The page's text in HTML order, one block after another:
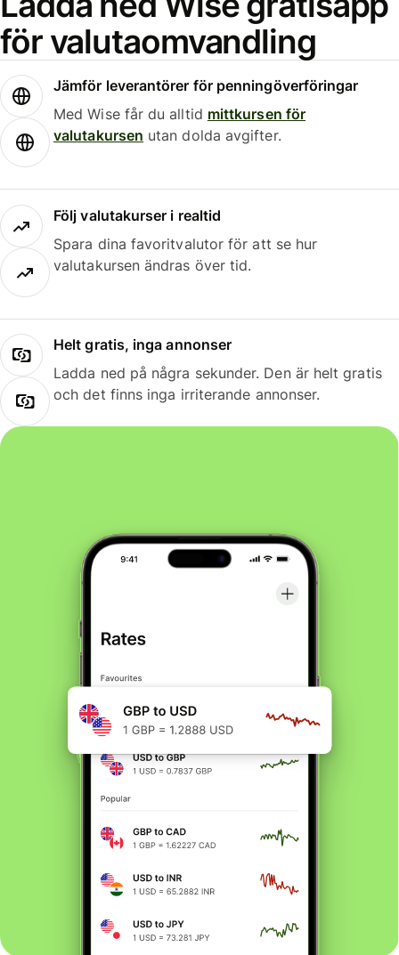
för valutaomvandling
Jämför leverantörer för penningöverföringar
Med Wise får du alltid mittkursen för
valutakursen utan dolda avgifter.
Följ valutakurser i realtid
Spara dina favoritvalutor för att se hur
valutakursen ändras över tid.
Helt gratis, inga annonser
Ladda ned på några sekunder. Den är helt gratis
och det finns inga irriterande annonser.